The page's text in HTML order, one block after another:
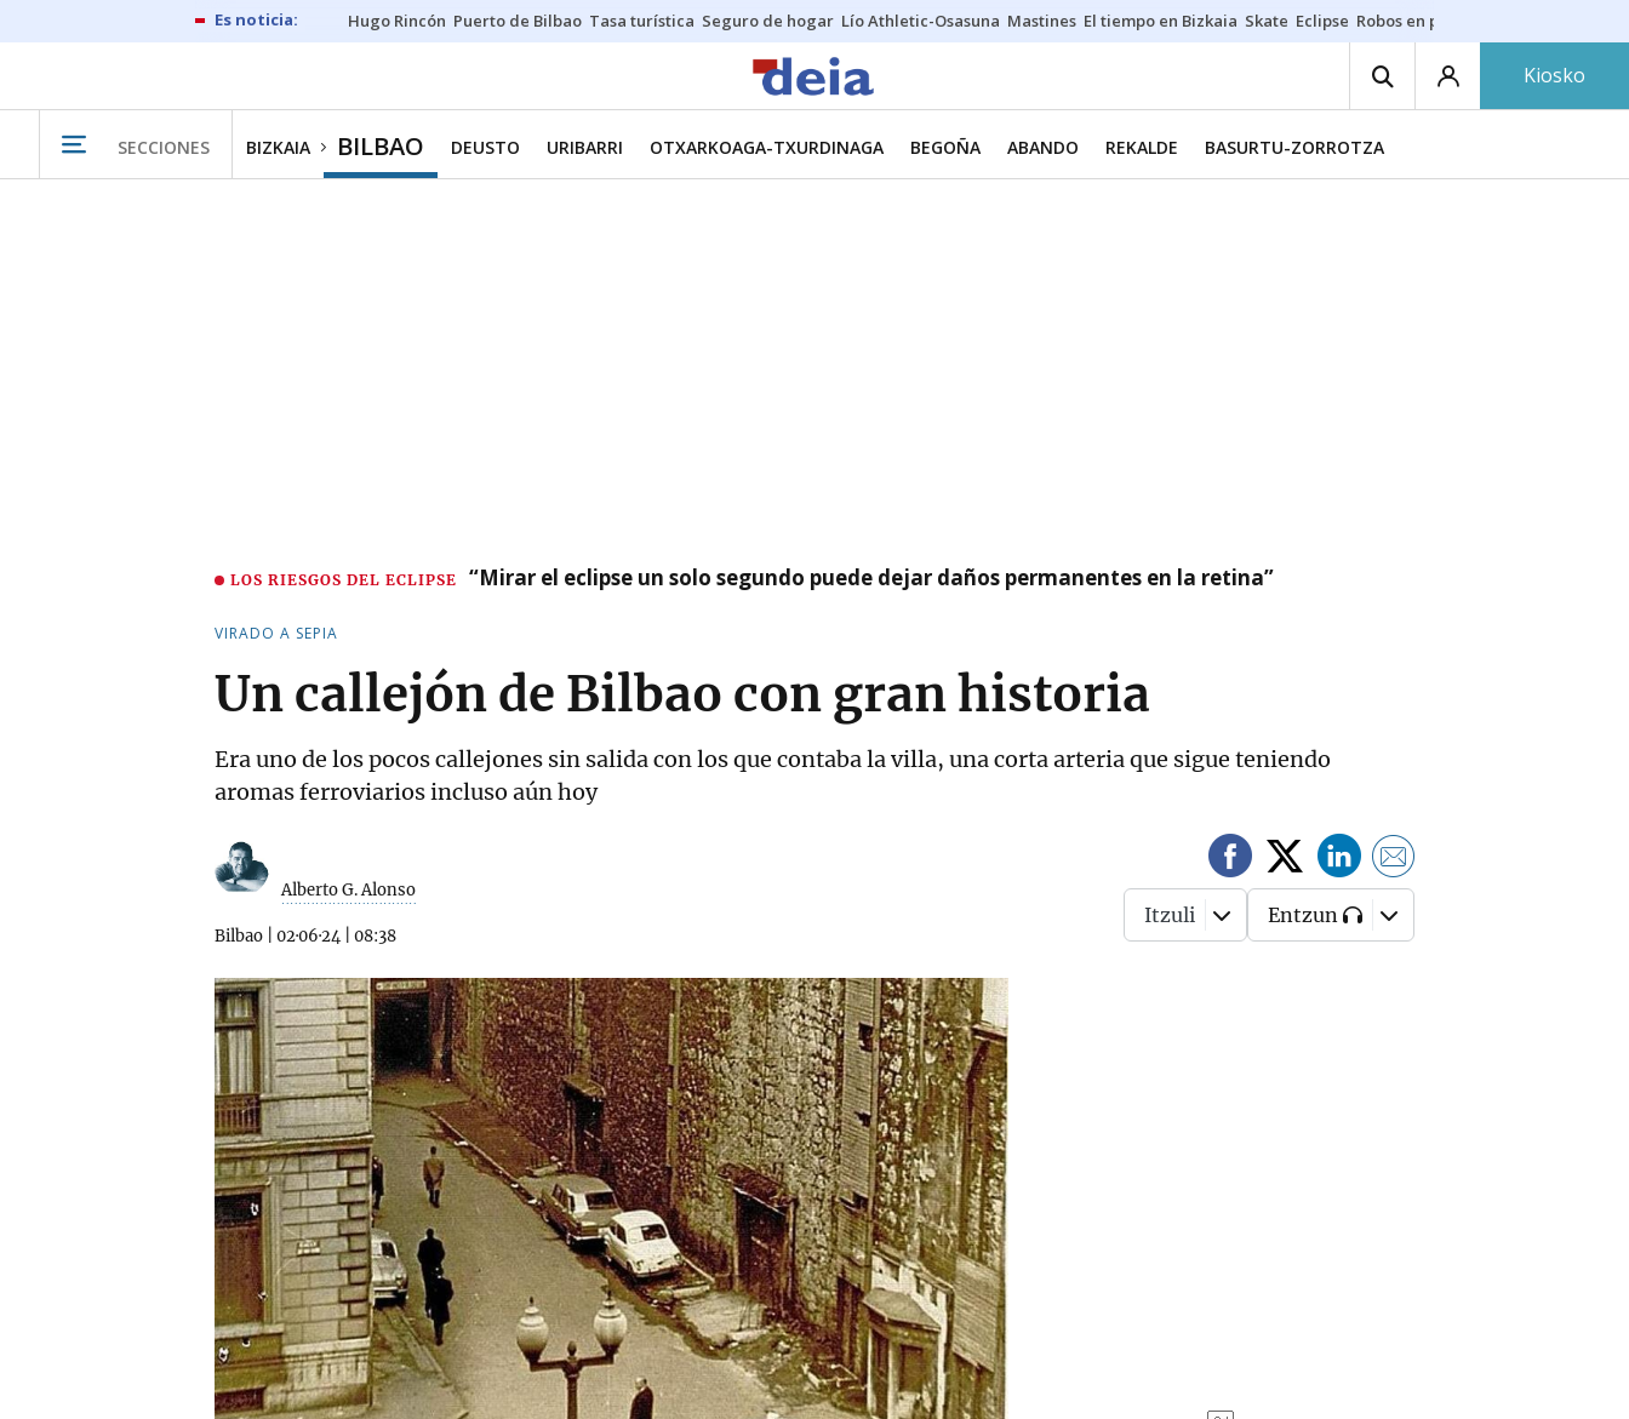
Hugo Rincón Puerto de Bilbao Tasa turística Seguro de hogar Lío Athletic-Osasuna Mastines El tiempo en Bizkaia Skate Eclipse Robos en playas
Kiosko
SECCIONES BIZKAIA BILBAO DEUSTO URIBARRI OTXARKOAGA-TXURDINAGA BEGOÑA ABANDO REKALDE BASURTU-ZORROTZA
LOS RIESGOS DEL ECLIPSE “Mirar el eclipse un solo segundo puede dejar daños permanentes en la retina”
VIRADO A SEPIA
Un callejón de Bilbao con gran historia
Era uno de los pocos callejones sin salida con los que contaba la villa, una corta arteria que sigue teniendo
aromas ferroviarios incluso aún hoy
Alberto G. Alonso
Bilbao 02·06·24 08:38
Itzuli Entzun